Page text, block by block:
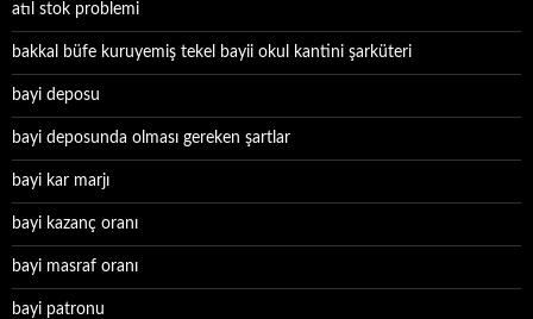
atıl stok problemi
bakkal büfe kuruyemiş tekel bayii okul kantini şarküteri
bayi deposu
bayi deposunda olması gereken şartlar
bayi kar marjı
bayi kazanç oranı
bayi masraf oranı
bayi patronu